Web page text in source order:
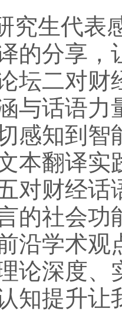
究生代表
的分享，
坛二对财
与话语力
感知到智
本翻译实
对财经
的社会功
沿学术观
论深度
知提升让